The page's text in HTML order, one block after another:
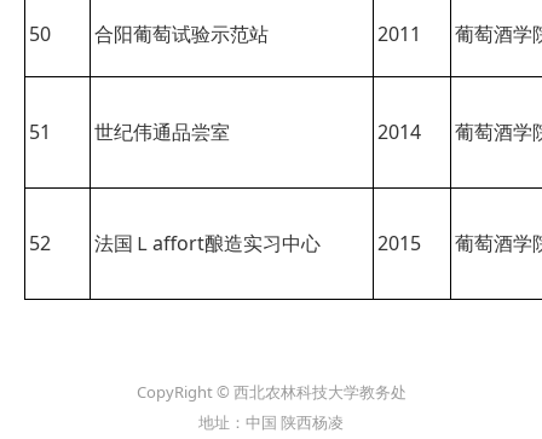
50 合阳葡萄试验示范站 2011 葡萄酒学
51 世纪伟通品尝室 2014 葡萄酒学
52 法国Ｌaffort酿造实习中心 2015 葡萄酒学
CopyRight © 西北农林科技大学教务处
地址：中国 陕西杨凌